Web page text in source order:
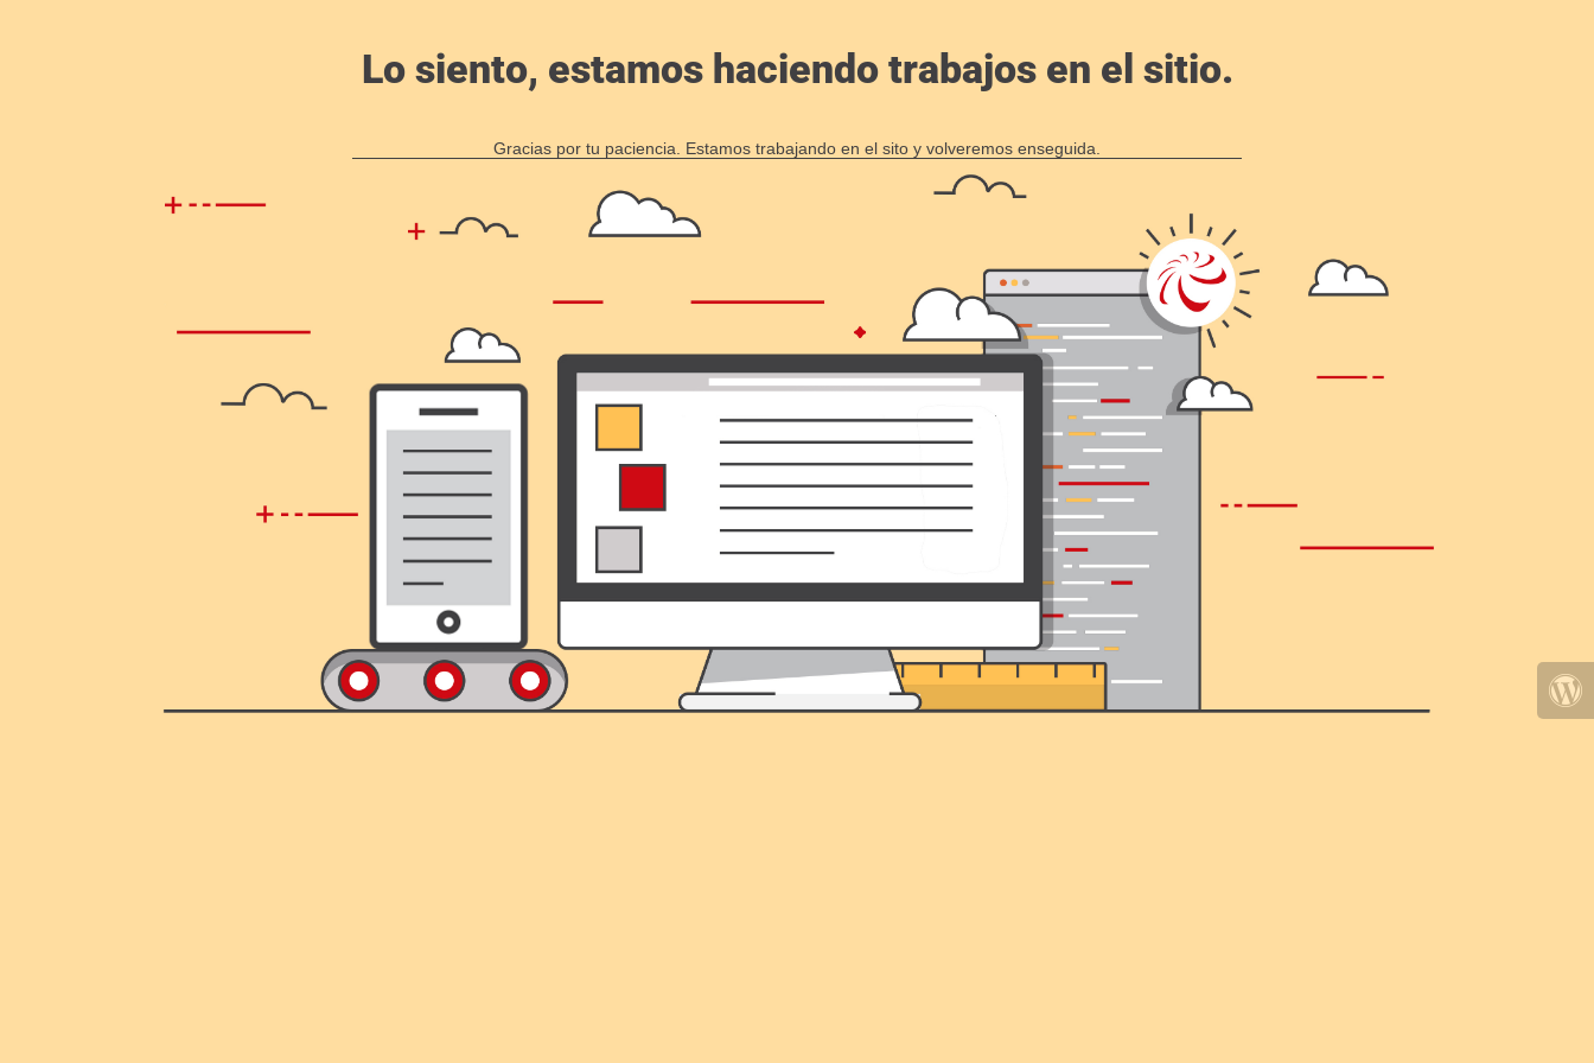
Lo siento, estamos haciendo trabajos en el sitio.
Gracias por tu paciencia. Estamos trabajando en el sito y volveremos enseguida.